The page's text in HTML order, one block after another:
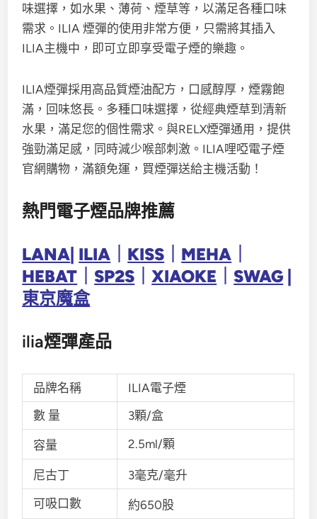
味選擇，如水果、薄荷、煙草等，以滿足各種口味
需求。ILIA 煙彈的使用非常方便，只需將其插入
ILIA主機中，即可立即享受電子煙的樂趣。
ILIA煙彈採用高品質煙油配方，口感醇厚，煙霧飽
滿，回味悠長。多種口味選擇，從經典煙草到清新
水果，滿足您的個性需求。與RELX煙彈通用，提供
強勁滿足感，同時減少喉部刺激。ILIA哩啞電子煙
官網購物，滿額免運，買煙彈送給主機活動！
熱門電子煙品牌推薦
LANA ILIA KISS MEHA
HEBAT ｜SP2S ｜XIAOKE ｜SWAG|
東京魔盒
ilia煙彈產品
品牌名稱
ILIA電子煙
數 量
3顆/盒
容量 2.5ml/顆
尼古丁 3毫克/毫升
可吸口數 約650股